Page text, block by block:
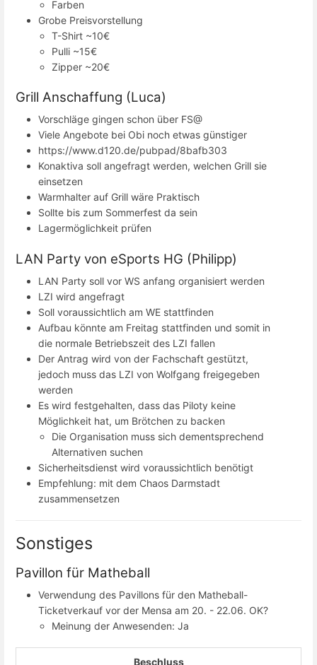
Farben
Grobe Preisvorstellung
T-Shirt ~10€
Pulli ~15€
Zipper ~20€
Grill Anschaffung (Luca)
Vorschläge gingen schon über FS@
Viele Angebote bei Obi noch etwas günstiger
https://www.d120.de/pubpad/8bafb303
Konaktiva soll angefragt werden, welchen Grill sie
einsetzen
Warmhalter auf Grill wäre Praktisch
Sollte bis zum Sommerfest da sein
Lagermöglichkeit prüfen
LAN Party von eSports HG (Philipp)
LAN Party soll vor WS anfang organisiert werden
LZI wird angefragt
Soll voraussichtlich am WE stattfinden
Aufbau könnte am Freitag stattfinden und somit in
die normale Betriebszeit des LZI fallen
Der Antrag wird von der Fachschaft gestützt,
jedoch muss das LZI von Wolfgang freigegeben
werden
Es wird festgehalten, dass das Piloty keine
Möglichkeit hat, um Brötchen zu backen
Die Organisation muss sich dementsprechend
Alternativen suchen
Sicherheitsdienst wird voraussichtlich benötigt
Empfehlung: mit dem Chaos Darmstadt
zusammensetzen
Sonstiges
Pavillon für Matheball
Verwendung des Pavillons für den Matheball-
Ticketverkauf vor der Mensa am 20. - 22.06. OK?
Meinung der Anwesenden: Ja
Beschluss